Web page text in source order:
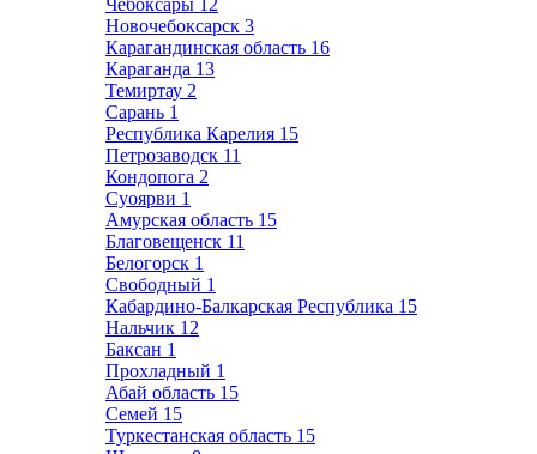
Чебоксары 12
Новочебоксарск 3
Карагандинская область 16
Караганда 13
Темиртау 2
Сарань 1
Республика Карелия 15
Петрозаводск 11
Кондопога 2
Суоярви 1
Амурская область 15
Благовещенск 11
Белогорск 1
Свободный 1
Кабардино-Балкарская Республика 15
Нальчик 12
Баксан 1
Прохладный 1
Абай область 15
Семей 15
Туркестанская область 15